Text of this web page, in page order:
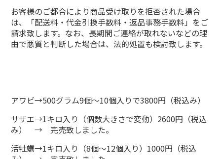
お客様のご都合により商品受け取りを拒否された場合
は、「配送料・代金引換手数料・返品事務手数料」をご
請求致します。なお、長期間ご連絡が取れないなどの理
由で悪質と判断した場合は、法的処置も検討致します。
アワビ→500グラム9個～10個入りで3800円（税込み）
サザエ→1キロ入り（個数大きさで変動）2600円（税込
み） → 完売致しました。
活牡蠣→1キロ入り（8個～12個入り）1000円（税込